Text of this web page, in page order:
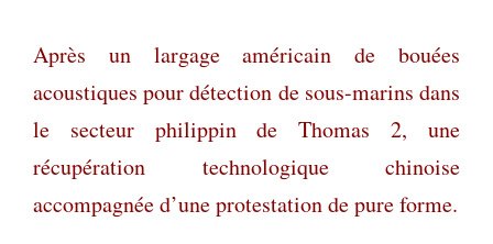
Après un largage américain de bouées
acoustiques pour détection de sous-marins dans
le secteur philippin de Thomas 2, une
récupération technologique chinoise
accompagnée d’une protestation de pure forme.